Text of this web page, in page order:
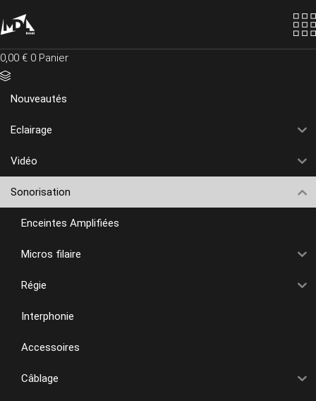
the
content
0,00 € 0 Panier
Nouveautés
Eclairage
Vidéo
Sonorisation
Enceintes Amplifiées
Micros filaire
Régie
Interphonie
Accessoires
Câblage